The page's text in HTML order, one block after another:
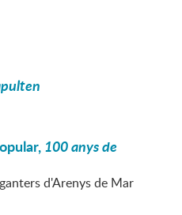
100 anys de
d'Arenys de Mar